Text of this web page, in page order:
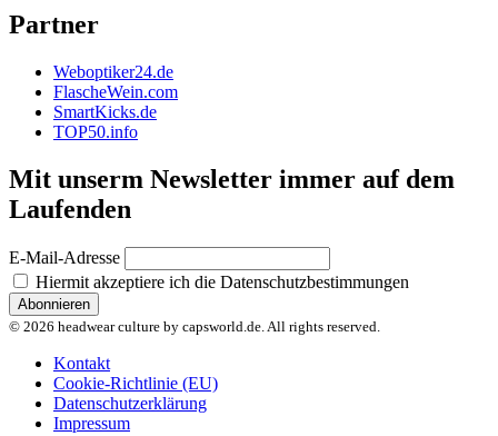
Partner
Weboptiker24.de
FlascheWein.com
SmartKicks.de
TOP50.info
Mit unserm Newsletter immer auf dem
Laufenden
E-Mail-Adresse
Hiermit akzeptiere ich die Datenschutzbestimmungen
© 2026 headwear culture by capsworld.de. All rights reserved.
Kontakt
Cookie-Richtlinie (EU)
Datenschutzerklärung
Impressum